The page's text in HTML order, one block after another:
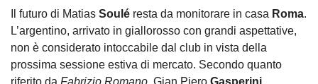
Il futuro di Matias Soulé resta da monitorare in casa Roma.
L’argentino, arrivato in giallorosso con grandi aspettative,
non è considerato intoccabile dal club in vista della
prossima sessione estiva di mercato. Secondo quanto